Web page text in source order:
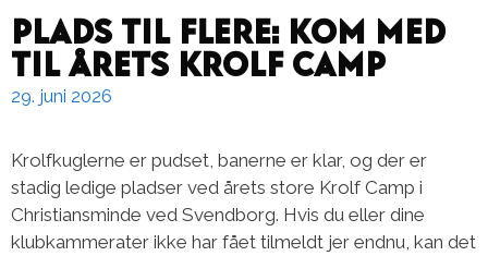
Plads til flere: Kom med
til årets Krolf Camp
29. juni 2026
Krolfkuglerne er pudset, banerne er klar, og der er
stadig ledige pladser ved årets store Krolf Camp i
Christiansminde ved Svendborg. Hvis du eller dine
klubkammerater ikke har fået tilmeldt jer endnu, kan det